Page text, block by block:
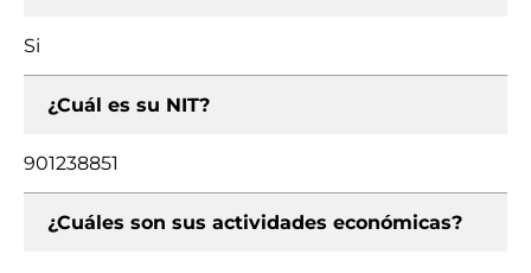
Si
¿Cuál es su NIT?
901238851
¿Cuáles son sus actividades económicas?